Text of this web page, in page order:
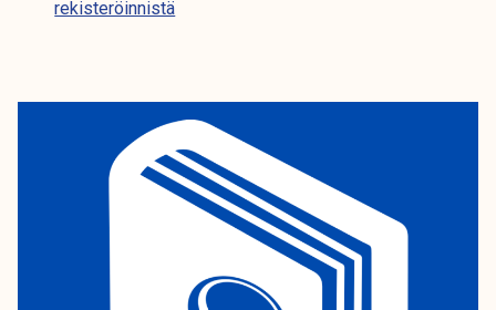
rekisteröinnistä